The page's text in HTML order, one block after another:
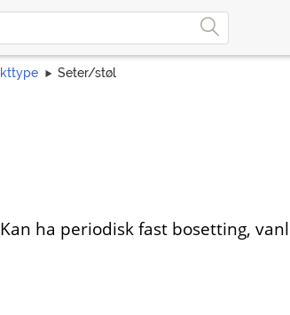
Seter/støl
ha periodisk fast bosetting,